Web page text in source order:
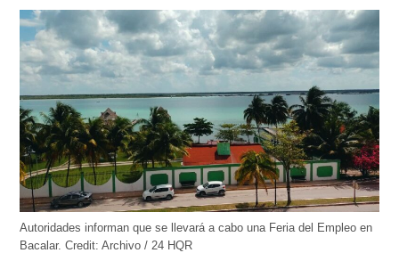
abre
en
una
ventana
nueva)
abre
en
ventana
nueva)
abre
en
una
ventana
nueva)
abre
en
una
ventana
nueva)
abre
en
una
ventana
nueva)
Autoridades informan que se llevará a cabo una Feria del Empleo en
Bacalar.Credit: Archivo / 24 HQR